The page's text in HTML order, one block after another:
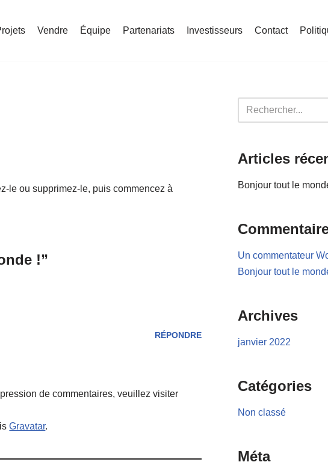
Vendre Équipe Partenariats Investisseurs Contact
le ou supprimez-le, puis commencez à
!”
RÉPONDRE
de commentaires, veuillez visiter
Gravatar.
Articles
Bonjour tout le
Un commentateur
Bonjour tout le
Archives
janvier 2022
Catégories
Non classé
Méta